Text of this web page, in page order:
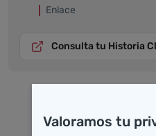
Enlace
Consulta tu Historia
Valoramos tu